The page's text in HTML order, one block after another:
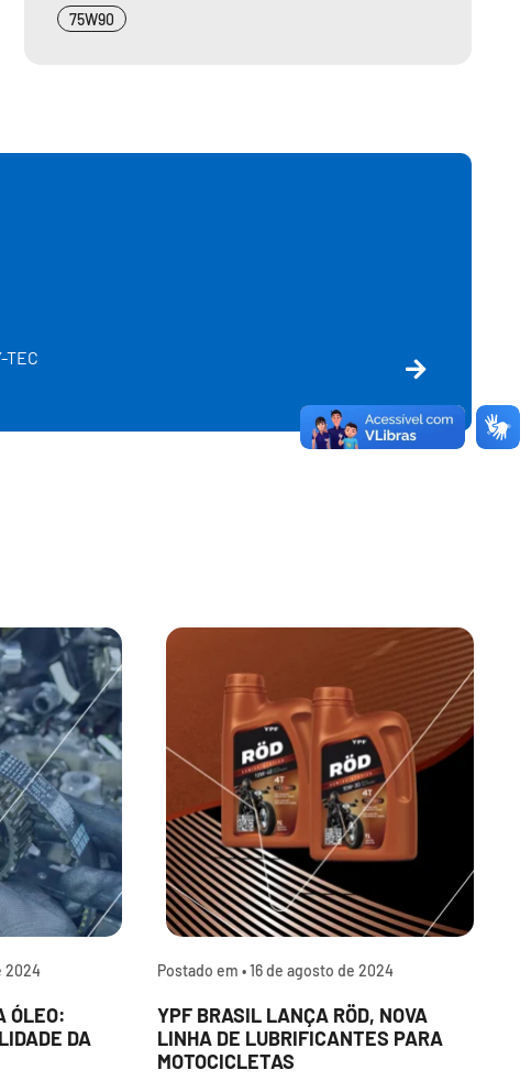
75W90
TEC
2024
ÓLEO:
DA
Postado em •16 de agosto de 2024
YPF BRASIL LANÇA RÖD, NOVA
LINHA DE LUBRIFICANTES PARA
MOTOCICLETAS